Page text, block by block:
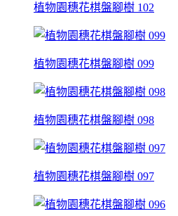
植物園穗花棋盤腳樹 102
植物園穗花棋盤腳樹 099
植物園穗花棋盤腳樹 098
植物園穗花棋盤腳樹 097